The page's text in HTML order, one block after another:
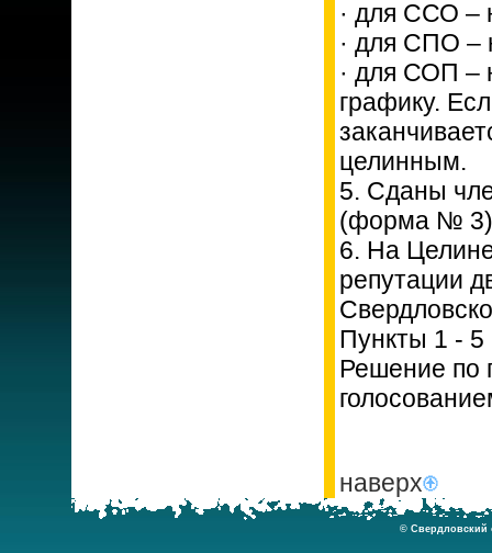
· для ССО –
· для СПО –
· для СОП –
графику.
целинным.
5. Сданы
(форма №
6. На
репутации
Пункты 1 - 5
Решение по
наверх
© Свердловский